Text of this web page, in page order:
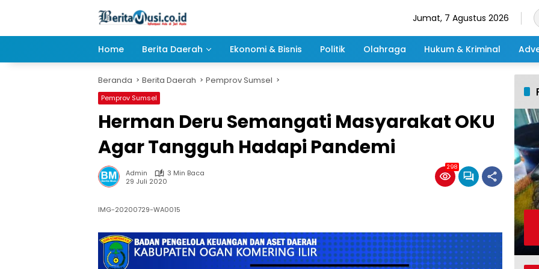
Jumat, 7 Agustus 2026
Home Berita Daerah Ekonomi & Bisnis Politik Olahraga Hukum & Kriminal
Beranda Berita Daerah Pemprov Sumsel
Pemprov Sumsel
Herman Deru Semangati Masyarakat OKU
Agar Tangguh Hadapi Pandemi
Admin
3 Min Baca
29 Juli 2020
298
IMG-20200729-WA0015